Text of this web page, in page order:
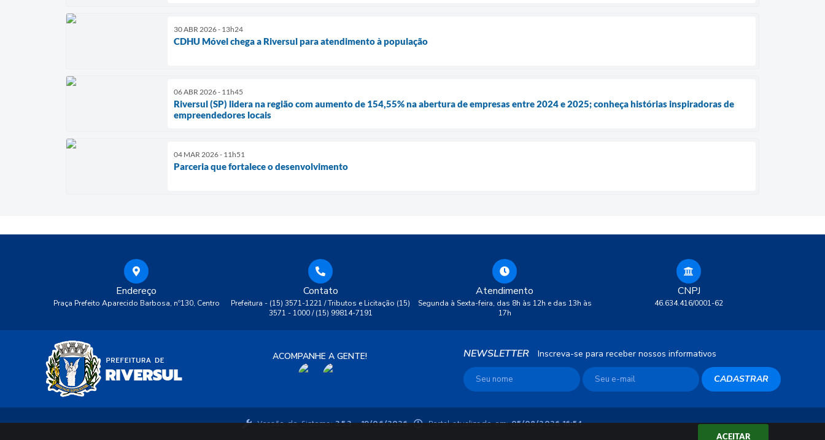
ACEITAR
30 ABR 2026 - 13h24
CDHU Móvel chega a Riversul para atendimento à população
06 ABR 2026 - 11h45
Riversul (SP) lidera na região com aumento de 154,55% na abertura de empresas entre 2024 e 2025; conheça histórias inspiradoras de
empreendedores locais
04 MAR 2026 - 11h51
Parceria que fortalece o desenvolvimento
Endereço
Praça Prefeito Aparecido Barbosa, nº130, Centro
Contato
Prefeitura - (15) 3571-1221 / Tributos e Licitação (15)
3571 - 1000 / (15) 99814-7191
Atendimento
Segunda à Sexta-feira, das 8h às 12h e das 13h às
17h
CNPJ
46.634.416/0001-62
ACOMPANHE A GENTE! NEWSLETTER Inscreva-se para receber nossos informativos
CADASTRAR
Versão do Sistema:3.5.3 - 19/06/2026 Portal atualizado em:05/08/2026 16:54